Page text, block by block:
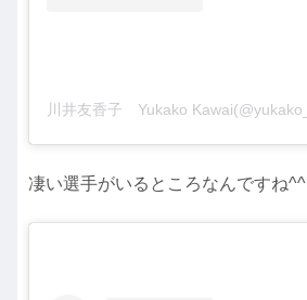
凄い選手がいるところなんですね^^